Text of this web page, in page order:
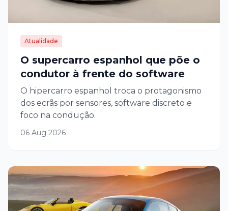
Atualidade
O supercarro espanhol que põe o
condutor à frente do software
O hipercarro espanhol troca o protagonismo
dos ecrãs por sensores, software discreto e
foco na condução.
06 Aug 2026